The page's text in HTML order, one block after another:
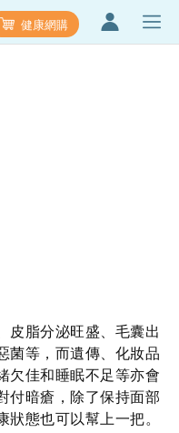
健康網購
皮脂分泌旺盛、毛囊出
菌等，而遺傳、化妝品
欠佳和睡眠不足等亦會
付暗瘡，除了保持面部
態也可以幫上一把。